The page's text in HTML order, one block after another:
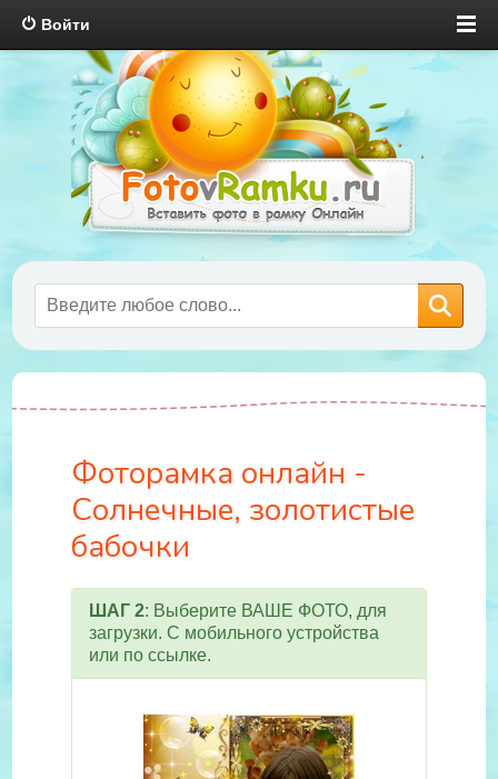
Войти
Фоторамка онлайн -
Солнечные, золотистые
бабочки
ШАГ 2: Выберите ВАШЕ ФОТО, для
загрузки. С мобильного устройства
или по ссылке.